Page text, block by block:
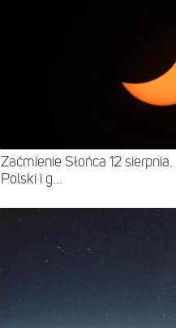
Zaćmienie Słońca 12
Polski i g...